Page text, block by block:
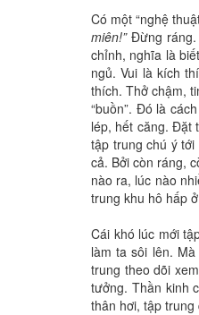
Có một “nghệ
miên!”Đừng ráng.
chỉnh, nghĩa là
ngủ. Vui là kích
thích. Thở chậm,
“buồn”. Đó là
lép, hết căng. Đặt
tập trung chú ý
cả. Bởi còn ráng,
nào ra, lúc nào
trung khu hô hấp
Cái khó lúc mới
làm ta sôi lên.
trung theo dõi
tưởng. Thần kinh
thân hơi, tập